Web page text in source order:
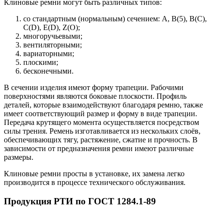
Клиновые ремни могут быть различных типов:
со стандартным (нормальным) сечением: А, В(5), В(С),
С(D), E(D), Z(O);
многоручьевыми;
вентиляторными;
вариаторными;
плоскими;
бесконечными.
В сечении изделия имеют форму трапеции. Рабочими
поверхностями являются боковые плоскости. Профиль
деталей, которые взаимодействуют благодаря ремню, также
имеет соответствующий размер и форму в виде трапеции.
Передача крутящего момента осуществляется посредством
силы трения. Ремень изготавливается из нескольких слоёв,
обеспечивающих тягу, растяжение, сжатие и прочность. В
зависимости от предназначения ремни имеют различные
размеры.
Клиновые ремни просты в установке, их замена легко
производится в процессе технического обслуживания.
Продукция РТИ по ГОСТ 1284.1-89